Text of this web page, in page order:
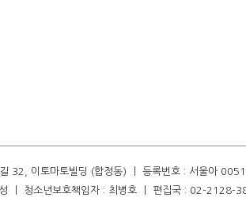
32, 이토마토빌딩 (합정동) ㅣ 등록번호 : 서울아
성 ㅣ 청소년보호책임자 : 최병호 ㅣ 편집국 : 02-